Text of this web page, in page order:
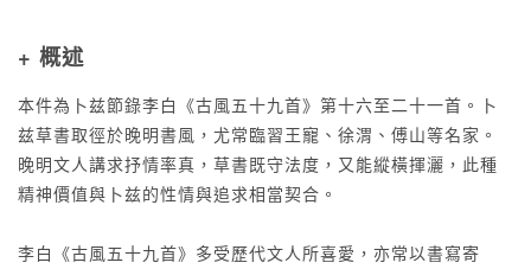
+ 概述
本件為卜兹節錄李白《古風五十九首》第十六至二十一首。卜
兹草書取徑於晚明書風，尤常臨習王寵、徐渭、傅山等名家。
晚明文人講求抒情率真，草書既守法度，又能縱橫揮灑，此種
精神價值與卜兹的性情與追求相當契合。
李白《古風五十九首》多受歷代文人所喜愛，亦常以書寫寄